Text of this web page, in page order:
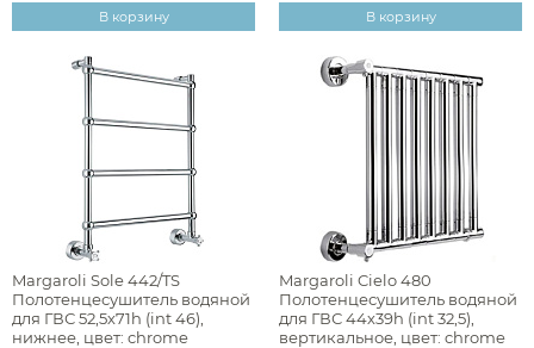
Подключение
В корзину В корзину
Margaroli Sole 442/TS
Полотенцесушитель водяной
для ГВС 52,5х71h (int 46),
нижнее, цвет: chrome
Margaroli Cielo 480
Полотенцесушитель водяной
для ГВС 44х39h (int 32,5),
вертикальное, цвет: chrome